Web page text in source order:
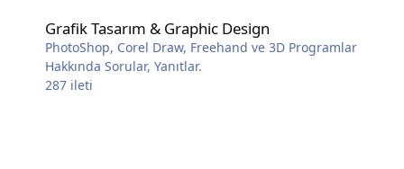
Grafik Tasarım & Graphic Design
PhotoShop, Corel Draw, Freehand ve 3D Programlar
Hakkında Sorular, Yanıtlar.
287 ileti